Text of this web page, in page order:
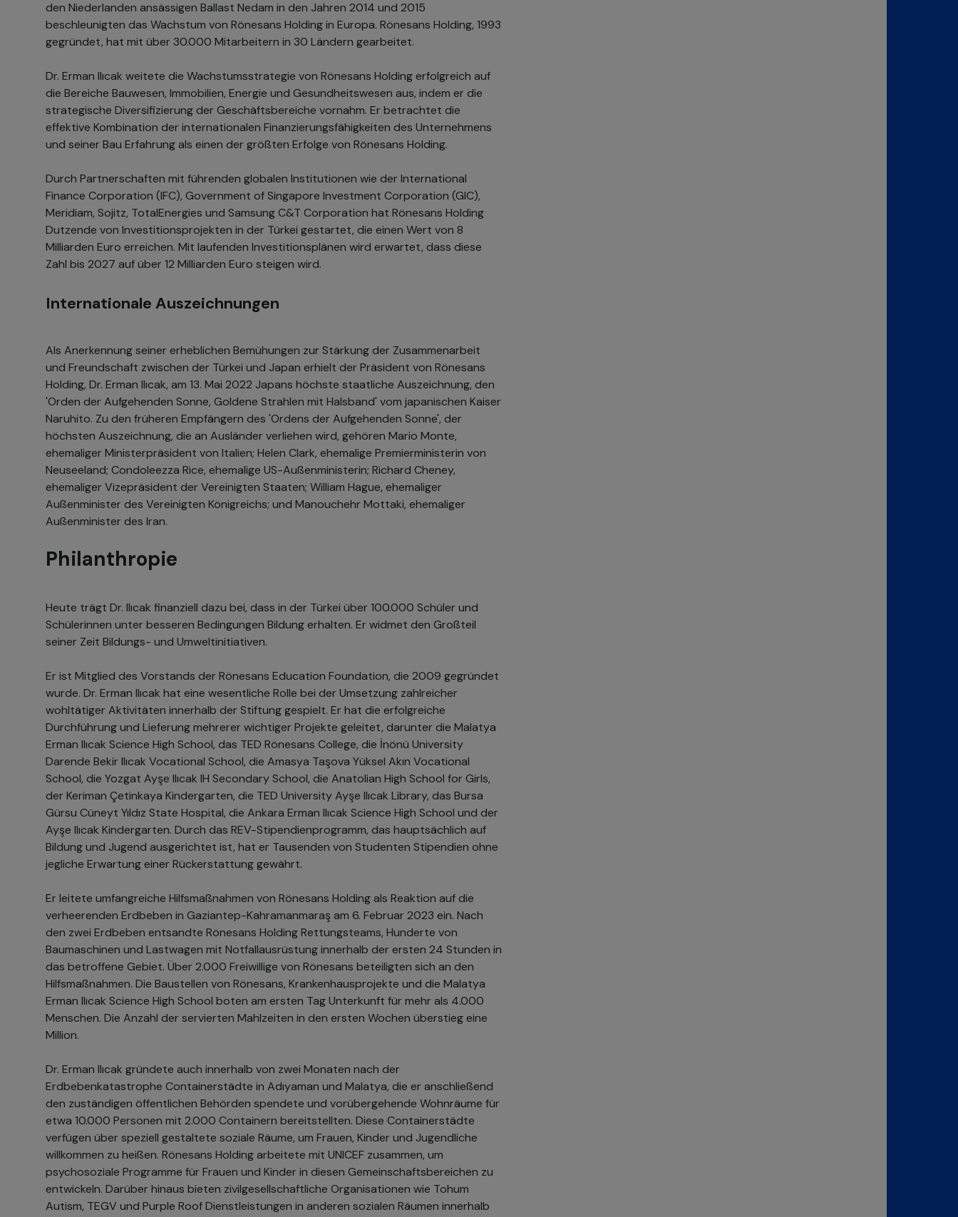
den Niederlanden ansässigen Ballast Nedam in den Jahren 2014 und 2015
beschleunigten das Wachstum von Rönesans Holding in Europa. Rönesans Holding, 1993
gegründet, hat mit über 30.000 Mitarbeitern in 30 Ländern gearbeitet.
Dr. Erman Ilıcak weitete die Wachstumsstrategie von Rönesans Holding erfolgreich auf
die Bereiche Bauwesen, Immobilien, Energie und Gesundheitswesen aus, indem er die
strategische Diversifizierung der Geschäftsbereiche vornahm. Er betrachtet die
effektive Kombination der internationalen Finanzierungsfähigkeiten des Unternehmens
und seiner Bau Erfahrung als einen der größten Erfolge von Rönesans Holding.
Durch Partnerschaften mit führenden globalen Institutionen wie der International
Finance Corporation (IFC), Government of Singapore Investment Corporation (GIC),
Meridiam, Sojitz, TotalEnergies und Samsung C&T Corporation hat Rönesans Holding
Dutzende von Investitionsprojekten in der Türkei gestartet, die einen Wert von 8
Milliarden Euro erreichen. Mit laufenden Investitionsplänen wird erwartet, dass diese
Zahl bis 2027 auf über 12 Milliarden Euro steigen wird.
Internationale Auszeichnungen
Als Anerkennung seiner erheblichen Bemühungen zur Stärkung der Zusammenarbeit
und Freundschaft zwischen der Türkei und Japan erhielt der Präsident von Rönesans
Holding, Dr. Erman Ilıcak, am 13. Mai 2022 Japans höchste staatliche Auszeichnung, den
'Orden der Aufgehenden Sonne, Goldene Strahlen mit Halsband' vom japanischen Kaiser
Naruhito. Zu den früheren Empfängern des 'Ordens der Aufgehenden Sonne', der
höchsten Auszeichnung, die an Ausländer verliehen wird, gehören Mario Monte,
ehemaliger Ministerpräsident von Italien; Helen Clark, ehemalige Premierministerin von
Neuseeland; Condoleezza Rice, ehemalige US-Außenministerin; Richard Cheney,
ehemaliger Vizepräsident der Vereinigten Staaten; William Hague, ehemaliger
Außenminister des Vereinigten Königreichs; und Manouchehr Mottaki, ehemaliger
Außenminister des Iran.
Philanthropie
Heute trägt Dr. Ilıcak finanziell dazu bei, dass in der Türkei über 100.000 Schüler und
Schülerinnen unter besseren Bedingungen Bildung erhalten. Er widmet den Großteil
seiner Zeit Bildungs- und Umweltinitiativen.
Er ist Mitglied des Vorstands der Rönesans Education Foundation, die 2009 gegründet
wurde. Dr. Erman Ilıcak hat eine wesentliche Rolle bei der Umsetzung zahlreicher
wohltätiger Aktivitäten innerhalb der Stiftung gespielt. Er hat die erfolgreiche
Durchführung und Lieferung mehrerer wichtiger Projekte geleitet, darunter die Malatya
Erman Ilıcak Science High School, das TED Rönesans College, die İnönü University
Darende Bekir Ilıcak Vocational School, die Amasya Taşova Yüksel Akın Vocational
School, die Yozgat Ayşe Ilıcak IH Secondary School, die Anatolian High School for Girls,
der Keriman Çetinkaya Kindergarten, die TED University Ayşe Ilıcak Library, das Bursa
Gürsu Cüneyt Yıldız State Hospital, die Ankara Erman Ilıcak Science High School und der
Ayşe Ilıcak Kindergarten. Durch das REV-Stipendienprogramm, das hauptsächlich auf
Bildung und Jugend ausgerichtet ist, hat er Tausenden von Studenten Stipendien ohne
jegliche Erwartung einer Rückerstattung gewährt.
Er leitete umfangreiche Hilfsmaßnahmen von Rönesans Holding als Reaktion auf die
verheerenden Erdbeben in Gaziantep-Kahramanmaraş am 6. Februar 2023 ein. Nach
den zwei Erdbeben entsandte Rönesans Holding Rettungsteams, Hunderte von
Baumaschinen und Lastwagen mit Notfallausrüstung innerhalb der ersten 24 Stunden in
das betroffene Gebiet. Über 2.000 Freiwillige von Rönesans beteiligten sich an den
Hilfsmaßnahmen. Die Baustellen von Rönesans, Krankenhausprojekte und die Malatya
Erman Ilıcak Science High School boten am ersten Tag Unterkunft für mehr als 4.000
Menschen. Die Anzahl der servierten Mahlzeiten in den ersten Wochen überstieg eine
Million.
Dr. Erman Ilıcak gründete auch innerhalb von zwei Monaten nach der
Erdbebenkatastrophe Containerstädte in Adıyaman und Malatya, die er anschließend
den zuständigen öffentlichen Behörden spendete und vorübergehende Wohnräume für
etwa 10.000 Personen mit 2.000 Containern bereitstellten. Diese Containerstädte
verfügen über speziell gestaltete soziale Räume, um Frauen, Kinder und Jugendliche
willkommen zu heißen. Rönesans Holding arbeitete mit UNICEF zusammen, um
psychosoziale Programme für Frauen und Kinder in diesen Gemeinschaftsbereichen zu
entwickeln. Darüber hinaus bieten zivilgesellschaftliche Organisationen wie Tohum
Autism, TEGV und Purple Roof Dienstleistungen in anderen sozialen Räumen innerhalb